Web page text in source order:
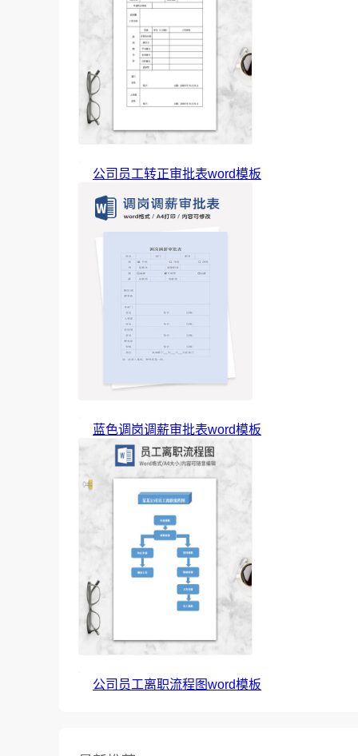
公司员工转正审批表word模板
蓝色调岗调薪审批表word模板
公司员工离职流程图word模板